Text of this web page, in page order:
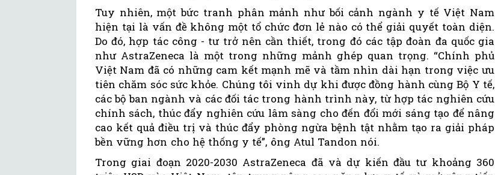
Tuy nhiên, một bức tranh phân mảnh như bối cảnh ngành y tế Việt Nam
hiện tại là vấn đề không một tổ chức đơn lẻ nào có thể giải quyết toàn diện.
Do đó, hợp tác công - tư trở nên cần thiết, trong đó các tập đoàn đa quốc gia
như AstraZeneca là một trong những mảnh ghép quan trọng. “Chính phủ
Việt Nam đã có những cam kết mạnh mẽ và tầm nhìn dài hạn trong việc ưu
tiên chăm sóc sức khỏe. Chúng tôi vinh dự khi được đồng hành cùng Bộ Y tế,
các bộ ban ngành và các đối tác trong hành trình này, từ hợp tác nghiên cứu
chính sách, thúc đẩy nghiên cứu lâm sàng cho đến đổi mới sáng tạo để nâng
cao kết quả điều trị và thúc đẩy phòng ngừa bệnh tật nhằm tạo ra giải pháp
bền vững hơn cho hệ thống y tế”, ông Atul Tandon nói.
Trong giai đoạn 2020-2030 AstraZeneca đã và dự kiến đầu tư khoảng 360